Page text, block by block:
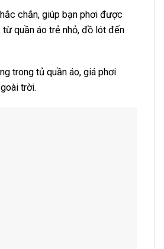
chắn, giúp bạn phơi được
quần áo trẻ nhỏ, đồ lót đến
trong tủ quần áo, giá phơi
trời.